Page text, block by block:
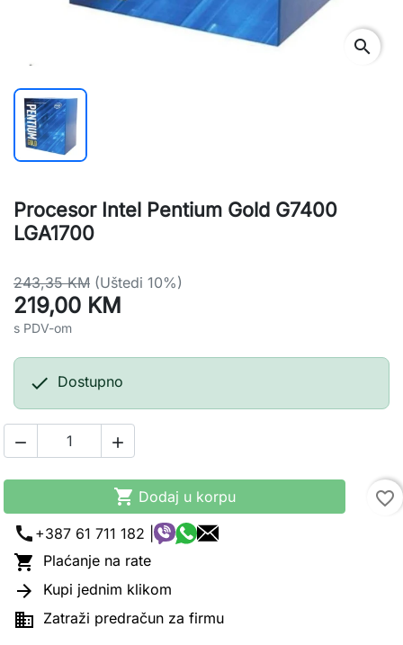
search
Procesor Intel Pentium Gold G7400
LGA1700
243,35 KM (Uštedi 10%)
219,00 KM
s PDV-om
 Dostupno
 
 Dodaj u korpu
favorite_border
call +387 61 711 182 |
 Plaćanje na rate
 Kupi jednim klikom
 Zatraži predračun za firmu